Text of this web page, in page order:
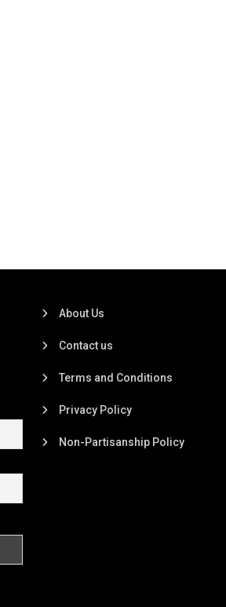
About Us
Contact us
Terms and Conditions
Privacy Policy
Non-Partisanship Policy